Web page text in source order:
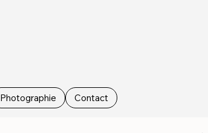
Photographie Contact